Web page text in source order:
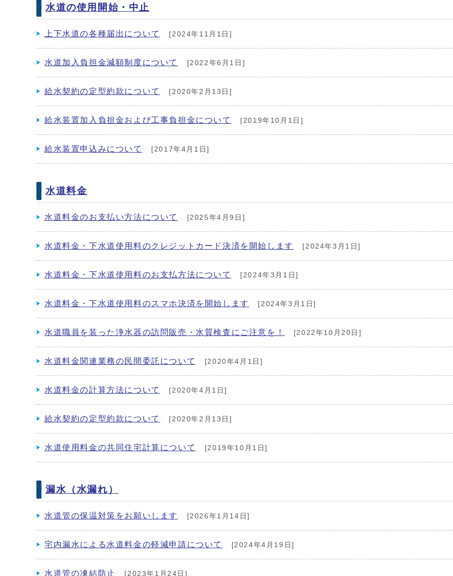
水道の使用開始・中止
上下水道の各種届出について [2024年11月1日]
水道加入負担金減額制度について [2022年6月1日]
給水契約の定型約款について [2020年2月13日]
給水装置加入負担金および工事負担金について [2019年10月1日]
給水装置申込みについて [2017年4月1日]
水道料金
水道料金のお支払い方法について [2025年4月9日]
水道料金・下水道使用料のクレジットカード決済を開始します [2024年3月1日]
水道料金・下水道使用料のお支払方法について [2024年3月1日]
水道料金・下水道使用料のスマホ決済を開始します [2024年3月1日]
水道職員を装った浄水器の訪問販売・水質検査にご注意を！ [2022年10月20日]
水道料金関連業務の民間委託について [2020年4月1日]
水道料金の計算方法について [2020年4月1日]
給水契約の定型約款について [2020年2月13日]
水道使用料金の共同住宅計算について [2019年10月1日]
漏水（水漏れ）
水道管の保温対策をお願いします [2026年1月14日]
宅内漏水による水道料金の軽減申請について [2024年4月19日]
水道管の凍結防止 [2023年1月24日]